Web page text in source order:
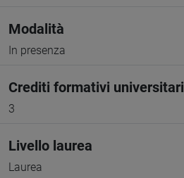
Modalità
In presenza
Crediti formativi universitari
3
Livello laurea
Laurea